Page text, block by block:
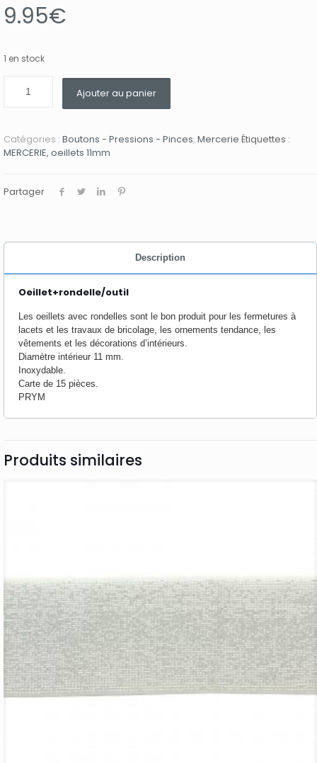
9.95€
1 en stock
Ajouter au panier
Catégories : Boutons - Pressions - Pinces, Mercerie Étiquettes :
MERCERIE, oeillets 11mm
Partager
Description
Oeillet+rondelle/outil
Les oeillets avec rondelles sont le bon produit pour les fermetures à
lacets et les travaux de bricolage, les ornements tendance, les
vêtements et les décorations d’intérieurs.
Diamètre intérieur 11 mm.
Inoxydable.
Carte de 15 pièces.
PRYM
Produits similaires